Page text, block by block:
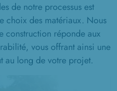
de notre processus est
choix des matériaux. Nous
construction réponde aux
vous offrant ainsi une
au long de votre projet.